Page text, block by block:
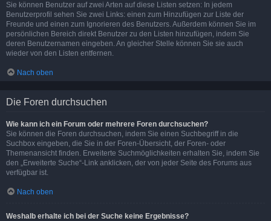
Sie können Benutzer auf zwei Arten auf diese Listen setzen: In jedem
Benutzerprofil sehen Sie zwei Links: einen zum Hinzufügen zur Liste der
Freunde und einen zum Ignorieren des Benutzers. Außerdem können Sie im
persönlichen Bereich direkt Benutzer zu den Listen hinzufügen, indem Sie
deren Benutzernamen eingeben. An gleicher Stelle können Sie sie auch
wieder von den Listen entfernen.
Nach oben
Die Foren durchsuchen
Wie kann ich ein Forum oder mehrere Foren durchsuchen?
Sie können die Foren durchsuchen, indem Sie einen Suchbegriff in die
Suchbox eingeben, die Sie in der Foren-Übersicht, der Foren- oder
Themenansicht finden. Erweiterte Suchmöglichkeiten erhalten Sie, indem Sie
den „Erweiterte Suche“-Link anklicken, der von jeder Seite des Forums aus
verfügbar ist.
Nach oben
Weshalb erhalte ich bei der Suche keine Ergebnisse?